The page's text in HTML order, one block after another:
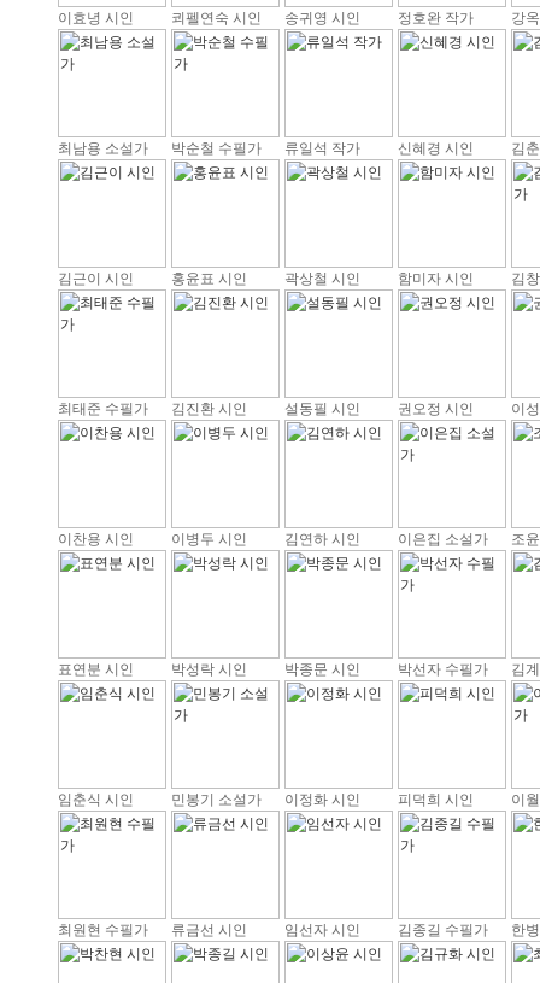
이효녕 시인 쾨펠연숙 시인 송귀영 시인 정호완 작가 강
최남용 소설가 박순철 수필가 류일석 작가 신혜경 시인 김
김근이 시인 홍윤표 시인 곽상철 시인 함미자 시인 김
최태준 수필가 김진환 시인 설동필 시인 권오정 시인 이
이찬용 시인 이병두 시인 김연하 시인 이은집 소설가 조
표연분 시인 박성락 시인 박종문 시인 박선자 수필가 김
임춘식 시인 민봉기 소설가 이정화 시인 피덕희 시인 이
최원현 수필가 류금선 시인 임선자 시인 김종길 수필가 한